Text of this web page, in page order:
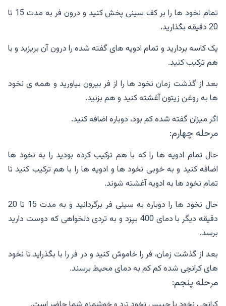
تمام نخود ها را بر کف سینی پخش کنید و درون فر به مدت 15 تا
20 دقیقه بگذارید.
یک کاسه بردارید و تمام ادویه های گفته شده را درون آن بریزید و با
هم ترکیب کنید.
بعد از گذشت زمان نخود ها را از فر بیرون بیاورید و همه ی نخود
ها به روغن زیتون آغشته کنید و هم بزنید.
اگر میزان گفته شده کم بود، دوباره اضافه کنید.
مرحله چهارم:
حال تمام ادویه ها را که با هم ترکیب کرده بودید را به نخود ها
اضافه کنید و به خوبی نخود ها و ادویه ها را با هم ترکیب کنید تا
تمام نخود ها به ادویه آغشته شوند.
حال نخود ها را دوباره به سینی فر برگردانید و به مدت 15 تا 20
دقیقه دیگر با دمای 400 بپزد و به تردی دلخواهی که دوست دارید
برسد.
بعد از گذشت زمان، فر را خاموش کنید و در فر را با بگذراید تا نخود
های کرانچی شده کم کم به دمای محیط برسند.
مرحله پنجم: